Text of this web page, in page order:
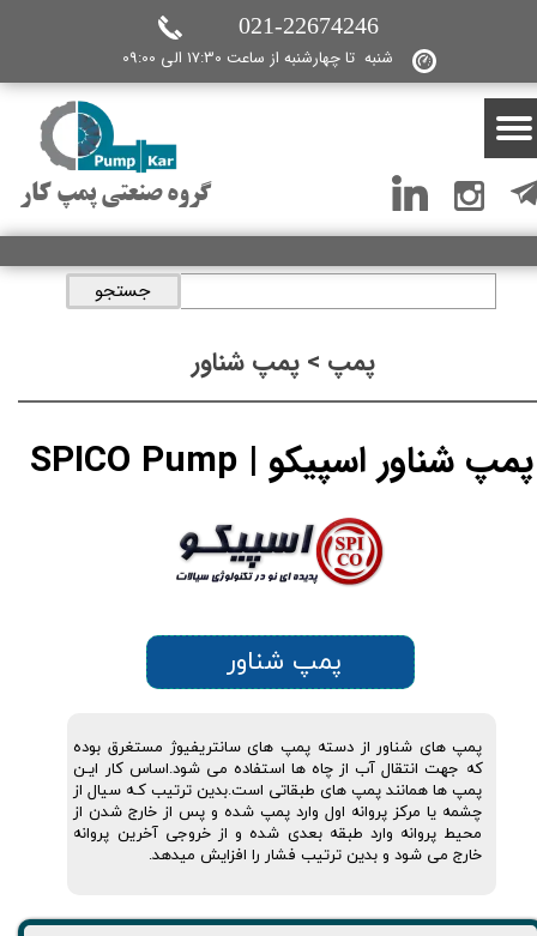
گروه صنعتی پمپ کار
شنبه تا چهارشنبه از ساعت 17:30 الی 09:00
021-22674246
جستجو
پمپ > پمپ شناور
پمپ شناور اسپیکو | SPICO Pump
پمپ های شناور از دسته پمپ های سانتریفیوژ مستغرق بوده
که جهت انتقال آب از چاه ها استفاده می شود.اساس کار ایـن
پمپ ها همانند پمپ های طبقاتی است.بدین ترتیب کـه سیال از
چشمه یا مرکز پروانه اول وارد پمپ شده و پس از خارج شدن از
محیط پروانه وارد طبقه بعدی شده و از خروجی آخرین پروانه
خارج می شود و بدین ترتیب فشار را افزایش میدهد.
پمپ شناور